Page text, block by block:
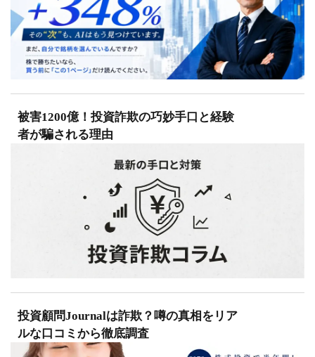
被害1200億！投資詐欺の巧妙手口と経験
者が騙される理由
投資顧問Journalは詐欺？噂の真相をリア
ルな口コミから徹底調査